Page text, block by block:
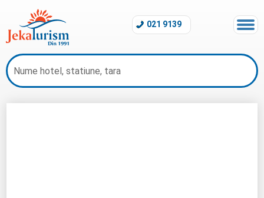
021 9139